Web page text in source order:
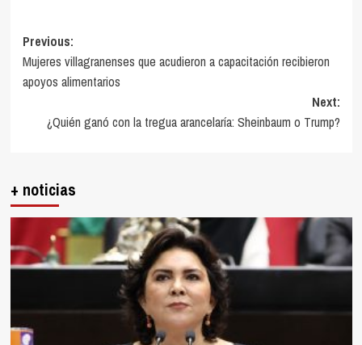
Post
navigation
Previous:
Mujeres villagranenses que acudieron a capacitación recibieron
apoyos alimentarios
Next:
¿Quién ganó con la tregua arancelaría: Sheinbaum o Trump?
+ noticias